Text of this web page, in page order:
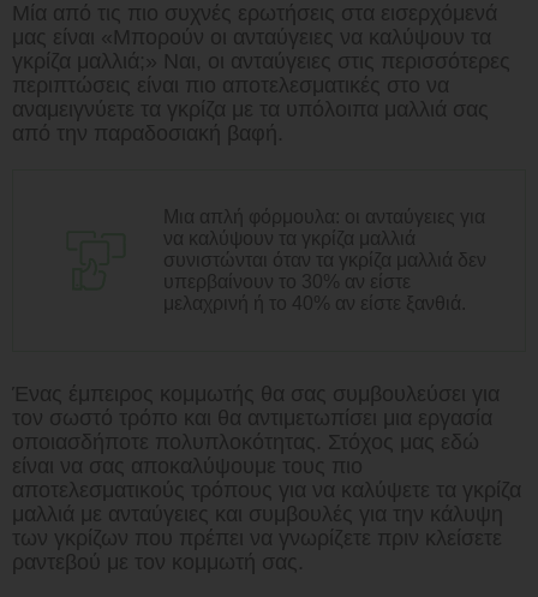
Μία από τις πιο συχνές ερωτήσεις στα εισερχόμενά
μας είναι «Μπορούν οι ανταύγειες να καλύψουν τα
γκρίζα μαλλιά;» Ναι, οι ανταύγειες στις περισσότερες
περιπτώσεις είναι πιο αποτελεσματικές στο να
αναμειγνύετε τα γκρίζα με τα υπόλοιπα μαλλιά σας
από την παραδοσιακή βαφή.
Μια απλή φόρμουλα: οι ανταύγειες για
να καλύψουν τα γκρίζα μαλλιά
συνιστώνται όταν τα γκρίζα μαλλιά δεν
υπερβαίνουν το 30% αν είστε
μελαχρινή ή το 40% αν είστε ξανθιά.
Ένας έμπειρος κομμωτής θα σας συμβουλεύσει για
τον σωστό τρόπο και θα αντιμετωπίσει μια εργασία
οποιασδήποτε πολυπλοκότητας. Στόχος μας εδώ
είναι να σας αποκαλύψουμε τους πιο
αποτελεσματικούς τρόπους για να καλύψετε τα γκρίζα
μαλλιά με ανταύγειες και συμβουλές για την κάλυψη
των γκρίζων που πρέπει να γνωρίζετε πριν κλείσετε
ραντεβού με τον κομμωτή σας.